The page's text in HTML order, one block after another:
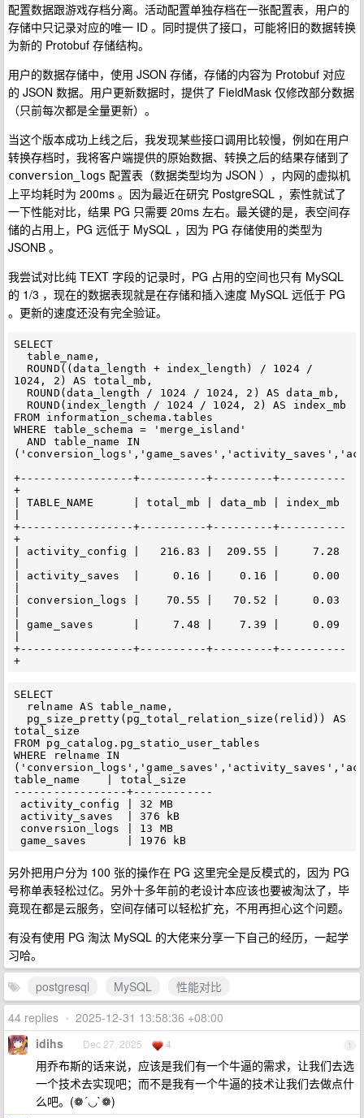
配置数据跟游戏存档分离。活动配置单独存档在一张配置表，用户的
存储中只记录对应的唯一 ID 。同时提供了接口，可能将旧的数据转换
为新的 Protobuf 存储结构。
用户的数据存储中，使用 JSON 存储，存储的内容为 Protobuf 对应
的 JSON 数据。用户更新数据时，提供了 FieldMask 仅修改部分数据
（只前每次都是全量更新）。
当这个版本成功上线之后，我发现某些接口调用比较慢，例如在用户
转换存档时，我将客户端提供的原始数据、转换之后的结果存储到了
conversion_logs 配置表（数据类型均为 JSON ），内网的虚拟机
上平均耗时为 200ms 。因为最近在研究 PostgreSQL ，索性就试了
一下性能对比，结果 PG 只需要 20ms 左右。最关键的是，表空间存
储的占用上，PG 远低于 MySQL ，因为 PG 存储使用的类型为
JSONB 。
我尝试对比纯 TEXT 字段的记录时，PG 占用的空间也只有 MySQL
的 1/3 ，现在的数据表现就是在存储和插入速度 MySQL 远低于 PG
。更新的速度还没有完全验证。
SELECT
1024, 2) AS total_mb,
FROM information_schema.tables
WHERE table_schema = 'merge_island'
+-----------------+----------+---------+----------
+
| TABLE_NAME      | total_mb | data_mb | index_mb
+-----------------+----------+---------+----------
+
| activity_config |   216.83 |  209.55 |     7.28
| activity_saves  |     0.16 |    0.16 |     0.00
| conversion_logs |    70.55 |   70.52 |     0.03
| game_saves      |     7.48 |    7.39 |     0.09
+-----------------+----------+---------+----------
+
SELECT
total_size
FROM pg_catalog.pg_statio_user_tables
WHERE relname IN
table_name    | total_size
-----------------+------------
另外把用户分为 100 张的操作在 PG 这里完全是反模式的，因为 PG
号称单表轻松过亿。另外十多年前的老设计本应该也要被淘汰了，毕
竟现在都是云服务，空间存储可以轻松扩充，不用再担心这个问题。
有没有使用 PG 淘汰 MySQL 的大佬来分享一下自己的经历，一起学
习哈。
postgresql
MySQL
性能对比
44 replies • 2025-12-31 13:58:36 +08:00
1
idihs Dec 27, 2025 4
用乔布斯的话来说，应该是我们有一个牛逼的需求，让我们去选
一个技术去实现吧；而不是我有一个牛逼的技术让我们去做点什
么吧。(❁´◡`❁)